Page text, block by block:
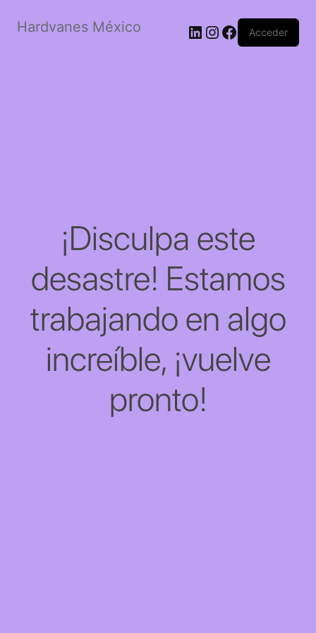
Hardvanes México LinkedIn
Instagram
Facebook
Acceder
¡Disculpa este
desastre! Estamos
trabajando en algo
increíble, ¡vuelve
pronto!